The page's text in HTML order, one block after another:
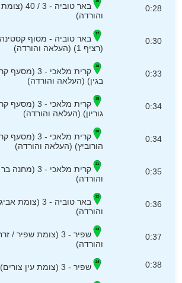
0:28
באר
והורדה)
0:30
באר טוביה - מסוף
(רציף 1) (העלאה והורדה)
0:33
קרית מלאכי -
בגין) (העלאה והורדה)
0:34
קרית מלאכי - 3
גוריון) (העלאה והורדה)
0:34
קרית מלאכי -
הורוביץ) (העלאה והורדה)
0:35
קרית מלאכי - 3
והורדה)
0:36
באר טוביה - 3
והורדה)
0:37
שפיר - 3 (צומת
והורדה)
0:38 שפיר - 3 (צומת עין צורים) (העלאה והורדה)